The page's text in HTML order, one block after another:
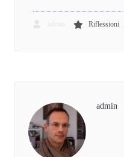
Riflessioni
admin